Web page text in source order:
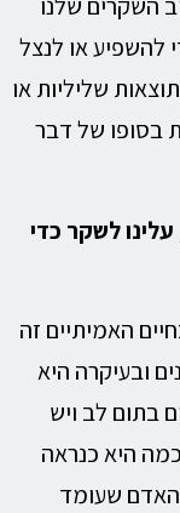
השקרים שלנו
להשפיע או לנצל
שליליות או
בסופו של דבר
לשקר כדי
האמיתיים זה
ובעיקרה היא
בתום לב ויש
היא כנראה
האדם שעומד